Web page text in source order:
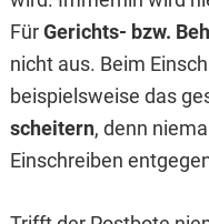
FürGerichts- bzw.
nicht aus. Beim
beispielsweise das
scheitern, denn
Einschreiben